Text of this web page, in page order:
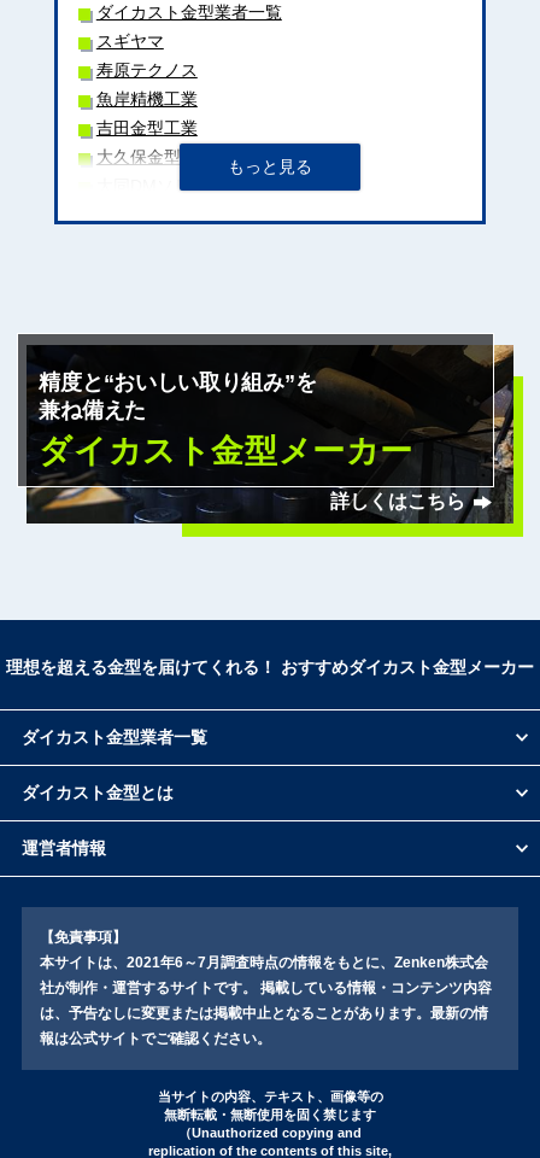
ダイカスト金型業者一覧
スギヤマ
寿原テクノス
魚岸精機工業
吉田金型工業
大久保金型工業
大同DMソリューション
宮島金型
ケイテック
旭
エスワイ精機
若園精機
小出製作所
明和製作所
コトブキ精機
作石製作所
ベントム工業
三和軽合金製作所
ビヨンズ
日本精機
フジイ金型
戸田精密工業
松岡鐵工所
精度と“おいしい取り組み”を
兼ね備えた
ダイカスト金型メーカー
詳しくはこちら
理想を超える金型を届けてくれる！ おすすめダイカスト金型メーカー
ダイカスト金型業者一覧
ダイカスト金型とは
運営者情報
【免責事項】
本サイトは、2021年6～7月調査時点の情報をもとに、Zenken株式会
社が制作・運営するサイトです。 掲載している情報・コンテンツ内容
は、予告なしに変更または掲載中止となることがあります。最新の情
報は公式サイトでご確認ください。
当サイトの内容、テキスト、画像等の
無断転載・無断使用を固く禁じます
（Unauthorized copying and
replication of the contents of this site,